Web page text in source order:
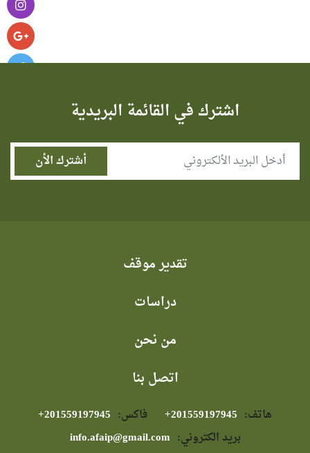
اشترك في القائمة البريدية
تقدير موقف
دراسات
من نحن
اتصل بنا
هاتف: فاكس:
بريد الكتروني: info.afaip@gmail.com